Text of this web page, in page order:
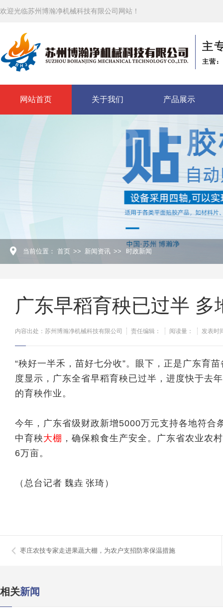
欢迎光临苏州博瀚净机械科技有限公司网站！
网站首页 关于我们 产品展示
当前位置： 首页 >> 新闻资讯 >> 时政新闻
广东早稻育秧已过半
内容出处：苏州博瀚净机械科技有限公司 责任编辑： 阅读量： 发表时
“秧好一半禾，苗好七分收”。眼下，正是广东育
度显示，广东全省早稻育秧已过半，进度快于去
的育秧作业。
今年，广东省级财政新增5000万元支持各地符
中育秧大棚 ，确保粮食生产安全。广东省农业农
6万亩。
（总台记者 魏垚 张琦）
枣庄农技专家走进果蔬大棚，为农户支招防寒保温措施
相关新闻